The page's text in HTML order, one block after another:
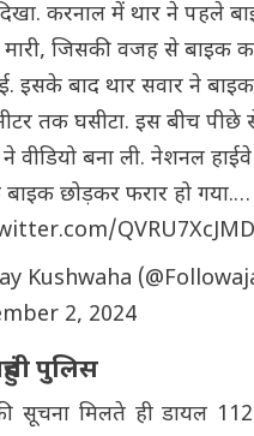
करनाल में थार ने पहले
जिसकी वजह से बाइक
इसके बाद थार सवार ने
तक घसीटा. इस बीच पीछे
वीडियो बना ली. नेशनल
छोड़कर फरार हो गया.…
QVRU7XcJMD
Kushwaha
2, 2024
पुलिस
सूचना मिलते ही डायल